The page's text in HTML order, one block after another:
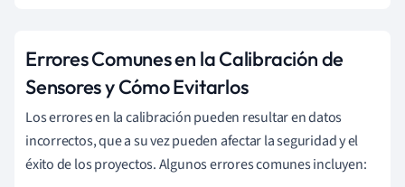
Errores Comunes en la Calibración de
Sensores y Cómo Evitarlos
Los errores en la calibración pueden resultar en datos
incorrectos, que a su vez pueden afectar la seguridad y el
éxito de los proyectos. Algunos errores comunes incluyen: